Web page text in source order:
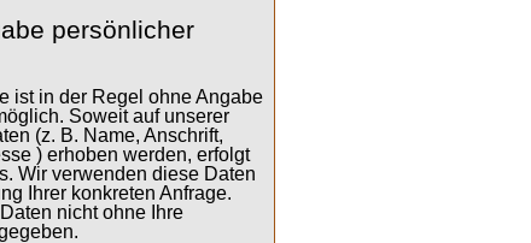
persönlicher
ist in der Regel ohne Angabe
Soweit auf unserer
(z. B. Name, Anschrift,
) erhoben werden, erfolgt
Wir verwenden diese Daten
Ihrer konkreten Anfrage.
nicht ohne Ihre